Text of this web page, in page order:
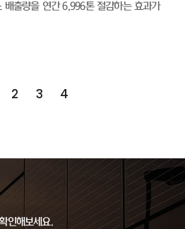
배출량을 연간 6,996톤 절감하는 효과가
2 3 4
인해보세요.